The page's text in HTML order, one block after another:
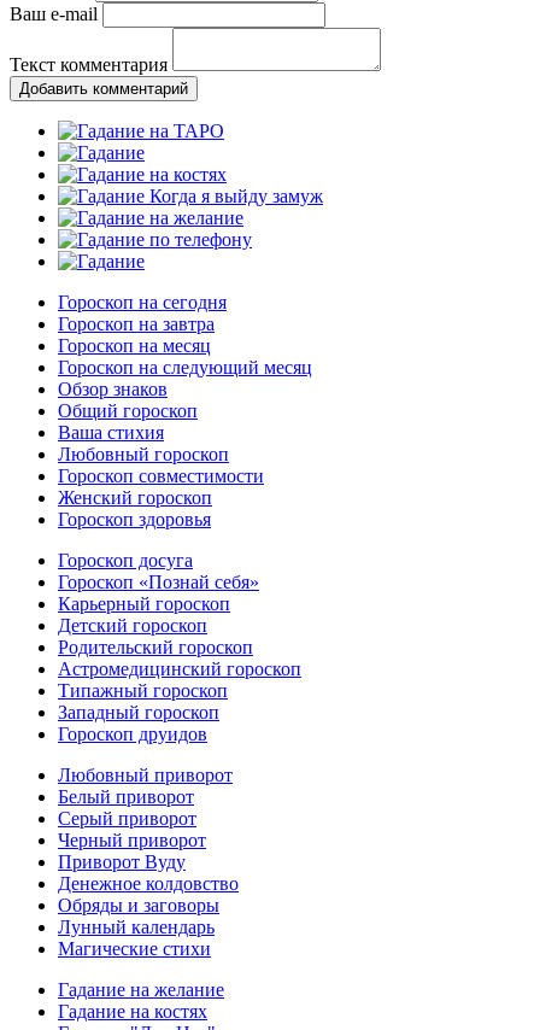
Ваш e-mail
Текст комментария
Добавить комментарий
Гороскоп на сегодня
Гороскоп на завтра
Гороскоп на месяц
Гороскоп на следующий месяц
Обзор знаков
Общий гороскоп
Ваша стихия
Любовный гороскоп
Гороскоп совместимости
Женский гороскоп
Гороскоп здоровья
Гороскоп досуга
Гороскоп «Познай себя»
Карьерный гороскоп
Детский гороскоп
Родительский гороскоп
Астромедицинский гороскоп
Типажный гороскоп
Западный гороскоп
Гороскоп друидов
Любовный приворот
Белый приворот
Серый приворот
Черный приворот
Приворот Вуду
Денежное колдовство
Обряды и заговоры
Лунный календарь
Магические стихи
Гадание на желание
Гадание на костях